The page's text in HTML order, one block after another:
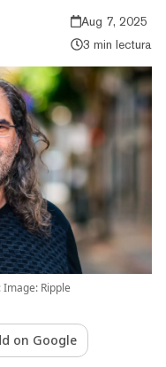
Aug 7, 2025
3 min lectura
Image: Ripple
on Google